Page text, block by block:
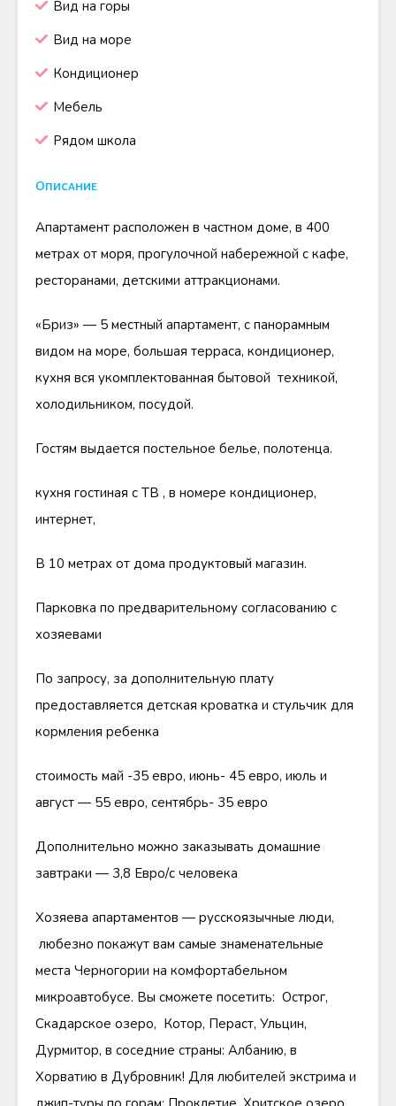
Вид на горы
Вид на море
Кондиционер
Мебель
Рядом школа
Описание
Апартамент расположен в частном доме, в 400
метрах от моря, прогулочной набережной с кафе,
ресторанами, детскими аттракционами.
«Бриз» — 5 местный апартамент, с панорамным
видом на море, большая терраса, кондиционер,
кухня вся укомплектованная бытовой техникой,
холодильником, посудой.
Гостям выдается постельное белье, полотенца.
кухня гостиная с ТВ , в номере кондиционер,
интернет,
В 10 метрах от дома продуктовый магазин.
Парковка по предварительному согласованию с
хозяевами
По запросу, за дополнительную плату
предоставляется детская кроватка и стульчик для
кормления ребенка
стоимость май -35 евро, июнь- 45 евро, июль и
август — 55 евро, сентябрь- 35 евро
Дополнительно можно заказывать домашние
завтраки — 3,8 Евро/с человека
Хозяева апартаментов — русскоязычные люди,
любезно покажут вам самые знаменательные
места Черногории на комфортабельном
микроавтобусе. Вы сможете посетить: Острог,
Скадарское озеро, Котор, Пераст, Ульцин,
Дурмитор, в соседние страны: Албанию, в
Хорватию в Дубровник! Для любителей экстрима и